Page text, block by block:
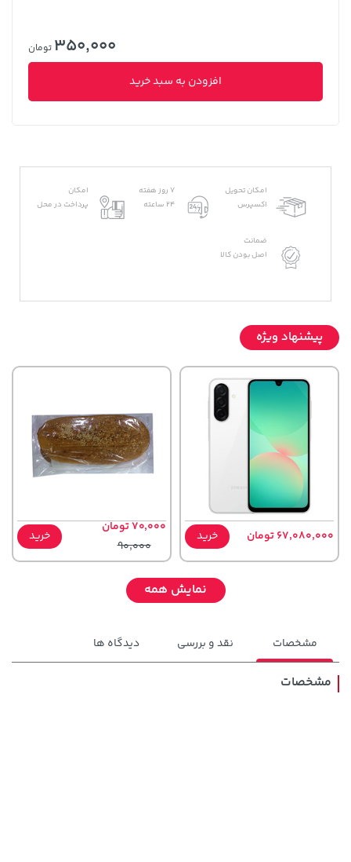
350,000 تومان
افزودن به سبد خرید
امکان تحویل
اکسپرس
7 روز هفته
24 ساعته
امکان
پرداخت در محل
ضمانت
اصل بودن کالا
پیشنهاد ویژه
67,080,000 تومان خرید
70,000 تومان
90,000
خرید
نمایش همه
مشخصات نقد و بررسی دیدگاه ها
مشخصات